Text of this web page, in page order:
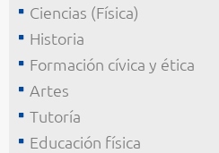
Ciencias (Física)
Historia
Formación cívica y ética
Artes
Tutoría
Educación física